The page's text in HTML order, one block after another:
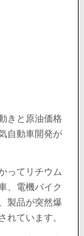
きと原油価格
自動車開発が
ってリチウム
、電機バイク
製品が突然爆
れています。